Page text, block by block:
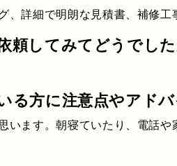
、詳細で明朗な見積書、補修
頼してみてどうでした
る方に注意点やアドバ
います。朝寝ていたり、電話